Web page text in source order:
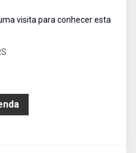
visita para conhecer esta